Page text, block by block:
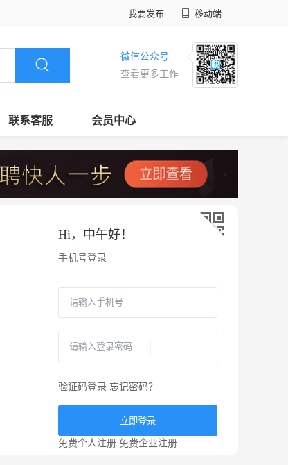
我要发布 移动端
微信公众号
查看更多工作
联系客服 会员中心
Hi， 中午好！
手机号登录
验证码登录 忘记密码？
立即登录
免费个人注册 免费企业注册